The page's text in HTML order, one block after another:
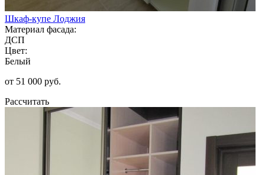
Шкаф-купе Лоджия
Материал фасада:
ДСП
Цвет:
Белый
от 51 000 руб.
Рассчитать